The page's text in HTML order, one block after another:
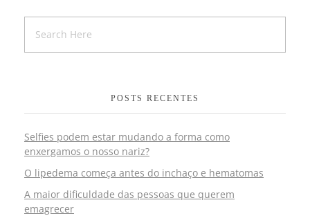
POSTS RECENTES
Selfies podem estar mudando a forma como
enxergamos o nosso nariz?
O lipedema começa antes do inchaço e hematomas
A maior dificuldade das pessoas que querem
emagrecer